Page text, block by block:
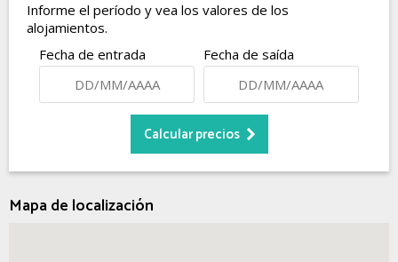
Informe el período y vea los valores de los
alojamientos.
Fecha de entrada
Fecha de saída
Mapa de localización